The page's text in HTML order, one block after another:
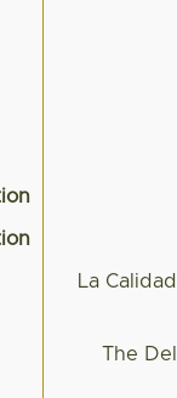
La
The